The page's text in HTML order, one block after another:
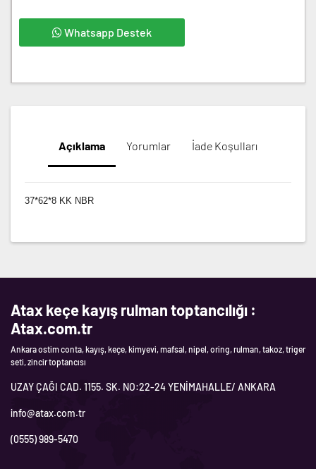
Whatsapp Destek
Açıklama Yorumlar İade Koşulları
37*62*8 KK NBR
Atax keçe kayış rulman toptancılığı :
Atax.com.tr
Ankara ostim conta, kayış, keçe, kimyevi, mafsal, nipel, oring, rulman, takoz, triger
seti, zincir toptancısı
UZAY ÇAĞI CAD. 1155. SK. NO:22-24 YENİMAHALLE/ ANKARA
info@atax.com.tr
(0555) 989-5470